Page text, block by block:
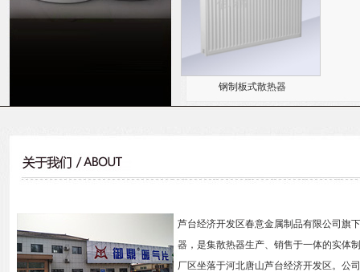
钢制板式散热器
芦台经济开发区春意金属制品有限公司旗
器，是集散热器生产、销售于一体的实体
厂区坐落于河北唐山芦台经济开发区。公